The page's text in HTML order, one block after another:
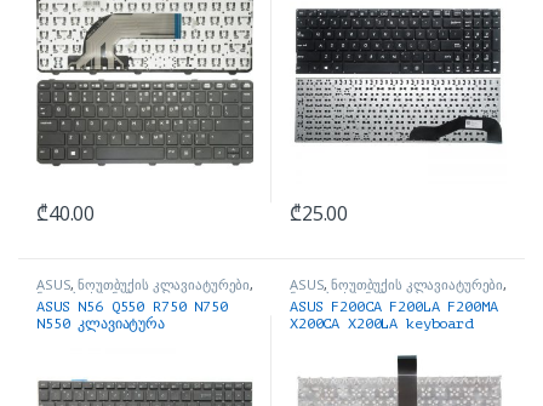
₾40.00 ₾25.00
ASUS,ნოუთბუქის კლავიატურები,
ნოუთბუქის ნაწილები და
აქსესუარები
ASUS N56 Q550 R750 N750
N550 კლავიატურა
ASUS,ნოუთბუქის კლავიატურები,
ნოუთბუქის ნაწილები და
აქსესუარები
ASUS F200CA F200LA F200MA
X200CA X200LA keyboard